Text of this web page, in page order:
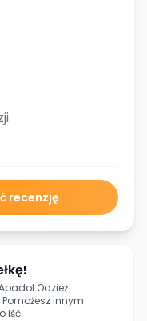
recenzję
Odzież
innym
iść.